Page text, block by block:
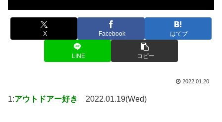
X Facebook はてブ
LINE コピー
2022.01.20
1:アウトドアー好き 2022.01.19(Wed)